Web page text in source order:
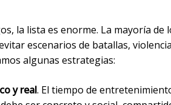
la lista es enorme. La mayoría de
escenarios de batallas,
algunas estrategias:
y real. El tiempo de